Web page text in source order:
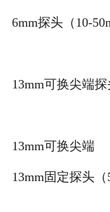
6mm探
13mm可换
13mm可换尖端
13mm固定探